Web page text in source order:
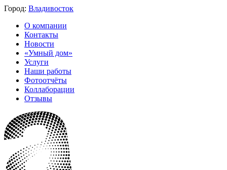
Город: Владивосток
О компании
Контакты
Новости
«Умный дом»
Услуги
Наши работы
Фотоотчёты
Коллаборации
Отзывы